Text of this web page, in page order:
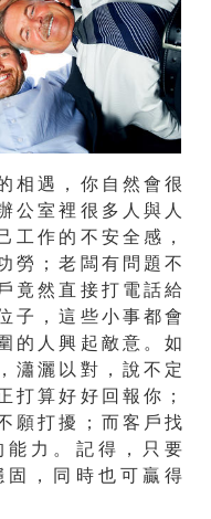
相遇，你自然會很
公室裡很多人與人
工作的不安全感，
勞；老闆有問題不
竟然直接打電話給
，這些小事都會
的人興起敵意。如
瀟灑以對，說不定
打算好好回報你；
願打擾；而客戶找
力。記得，只要
，同時也可贏得